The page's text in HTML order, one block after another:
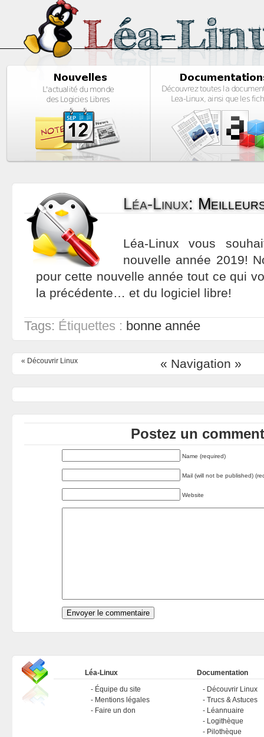
Léa-Linux:
Léa-Linux vous
nouvelle année 2019!
pour cette nouvelle année tout ce qui
la précédente… et du logiciel libre!
Tags: Étiquettes : bonne année
« Découvrir Linux « Navigation »
Postez un
Name (required)
Mail (will not be published)
Website
Léa-Linux
Équipe du site
Mentions légales
Faire un don
Documentation
Découvrir Linux
Trucs & Astuces
Léannuaire
Logithèque
Pilothèque